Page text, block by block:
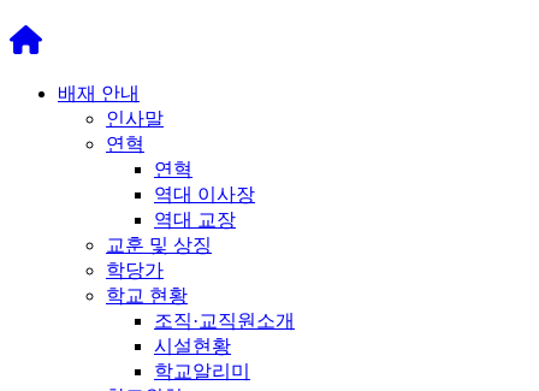
배재 안내
인사말
연혁
연혁
역대 이사장
역대 교장
교훈 및 상징
학당가
학교 현황
조직·교직원소개
시설현황
학교알리미